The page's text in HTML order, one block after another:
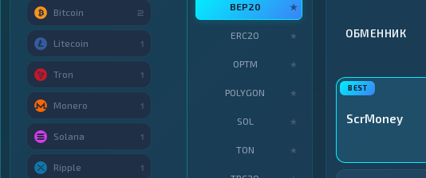
ОБМЕННИК
ScrMoney
Bitcoin 2
Litecoin 1
Tron 1
Monero 1
Solana 1
Ripple 1
BEP20 ★
ERC20 ★
OPTM ★
POLYGON ★
SOL ★
TON ★